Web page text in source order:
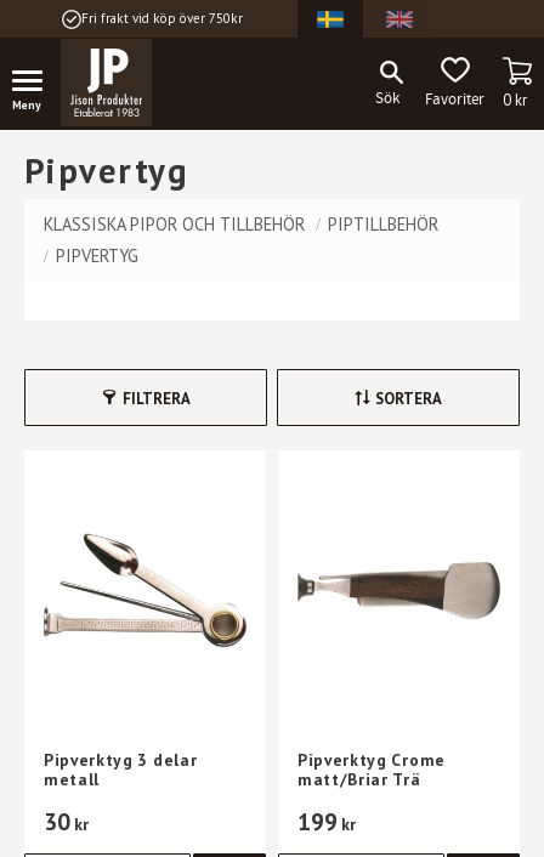
Fri frakt vid köp över 750kr
FAVORITER0kr
Pipvertyg
KLASSISKA PIPOR OCH TILLBEHÖR
PIPTILLBEHÖR
PIPVERTYG
FILTRERA SORTERA
Pipverktyg 3 delar
metall
30 kr
Pipverktyg Crome
matt/Briar Trä
199 kr